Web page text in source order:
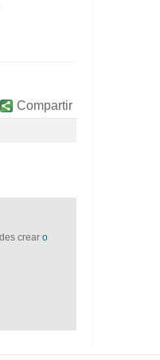
Compartir
crear o